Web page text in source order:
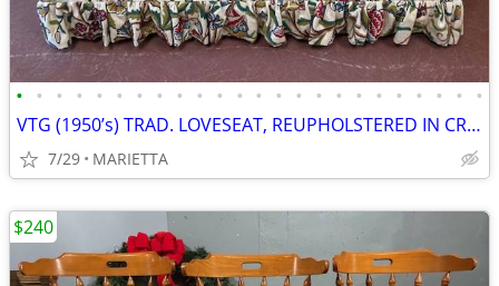
• • • • • • • • • • • • • • • • • • • • • • • •
VTG (1950’s) TRAD. LOVESEAT, REUPHOLSTERED IN CREWEL FABRIC, ORIG. FAM
7/29 MARIETTA
$240